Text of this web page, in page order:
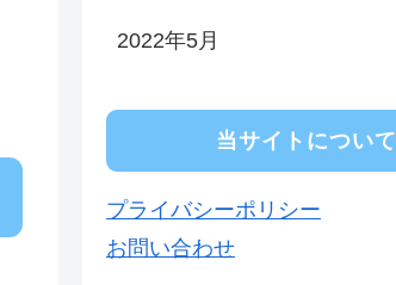
2022年5月
当サイトについて
プライバシーポリシー
お問い合わせ